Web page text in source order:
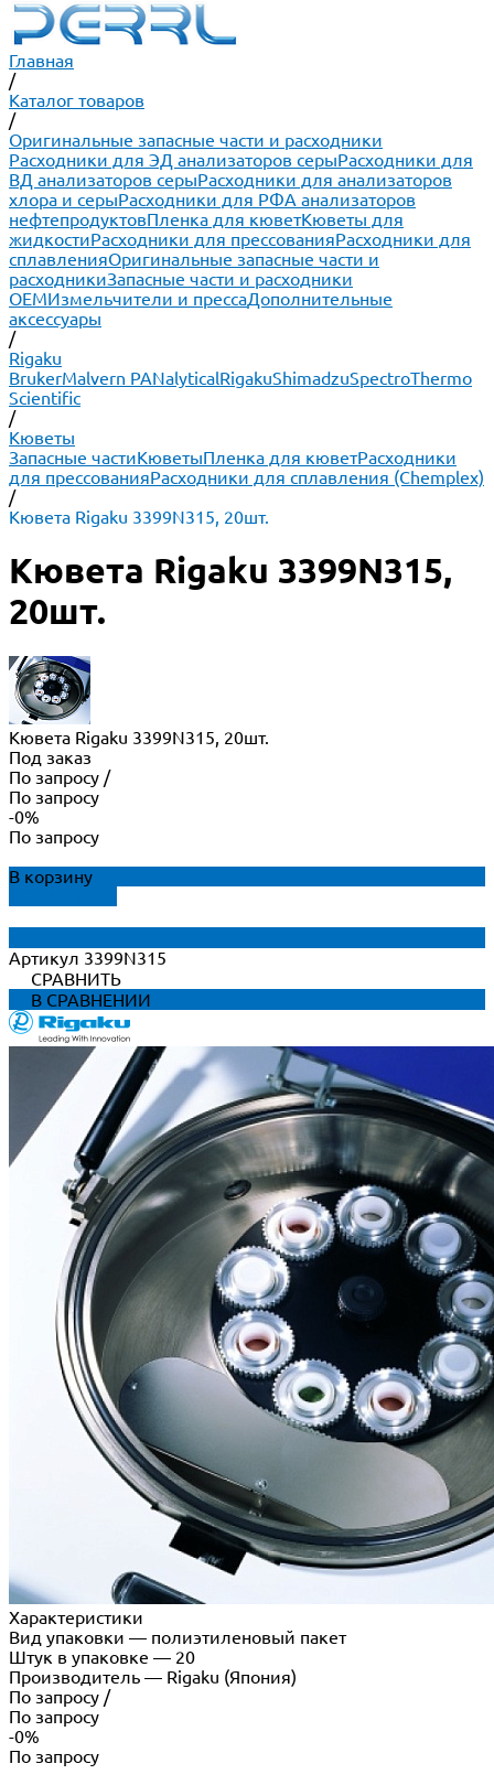
Главная
/
Каталог товаров
/
Оригинальные запасные части и расходники
Расходники для ЭД анализаторов серыРасходники для
ВД анализаторов серыРасходники для анализаторов
хлора и серыРасходники для РФА анализаторов
нефтепродуктовПленка для кюветКюветы для
жидкостиРасходники для прессованияРасходники для
сплавленияОригинальные запасные части и
расходникиЗапасные части и расходники
ОЕМИзмельчители и прессаДополнительные
аксессуары
/
Rigaku
BrukerMalvern PANalyticalRigakuShimadzuSpectroThermo
Scientific
/
Кюветы
Запасные частиКюветыПленка для кюветРасходники
для прессованияРасходники для сплавления (Chemplex)
/
Кювета Rigaku 3399N315, 20шт.
Кювета Rigaku 3399N315,
20шт.
Кювета Rigaku 3399N315, 20шт.
Под заказ
По запросу /
По запросу
-0%
По запросу
В корзину
Артикул 3399N315
СРАВНИТЬ
В СРАВНЕНИИ
Характеристики
Вид упаковки — полиэтиленовый пакет
Штук в упаковке — 20
Производитель — Rigaku (Япония)
По запросу /
По запросу
-0%
По запросу